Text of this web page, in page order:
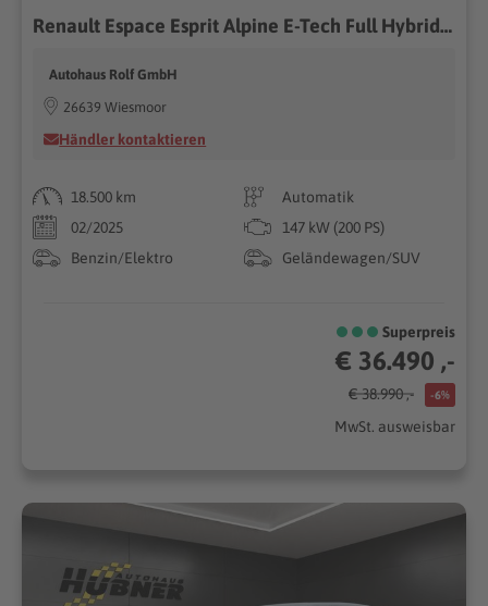
Renault Espace Esprit Alpine E-Tech Full Hybrid | LED 7S
Autohaus Rolf GmbH
26639 Wiesmoor
Händler kontaktieren
18.500 km
Automatik
02/2025
147 kW (200 PS)
Benzin/Elektro
Geländewagen/SUV
Superpreis
€ 36.490 ,-
€ 38.990 ,- -6%
MwSt. ausweisbar